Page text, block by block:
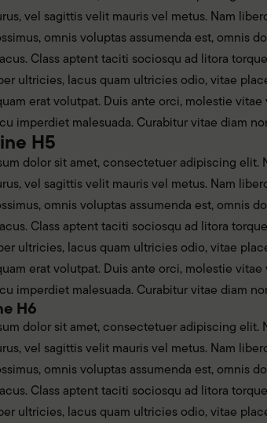
vel sagittis velit mauris vel metus. Nam
omnis voluptas assumenda est, omnis
Class aptent taciti sociosqu ad litora
ultricies, lacus quam ultricies odio, vitae
erat volutpat. Duis ante orci, molestie
imperdiet malesuada. Curabitur vitae diam
H5
dolor sit amet, consectetuer adipiscing elit.
vel sagittis velit mauris vel metus. Nam
omnis voluptas assumenda est, omnis
Class aptent taciti sociosqu ad litora
ultricies, lacus quam ultricies odio, vitae
erat volutpat. Duis ante orci, molestie
imperdiet malesuada. Curabitur vitae diam
H6
dolor sit amet, consectetuer adipiscing elit.
vel sagittis velit mauris vel metus. Nam
omnis voluptas assumenda est, omnis
Class aptent taciti sociosqu ad litora
ultricies, lacus quam ultricies odio, vitae